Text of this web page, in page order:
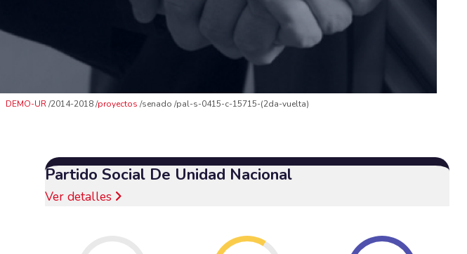
DEMO-UR 2014-2018 proyectos senado pal-s-0415-c-15715-(2da-vuelta)
Partido Social De Unidad Nacional
Ver detalles